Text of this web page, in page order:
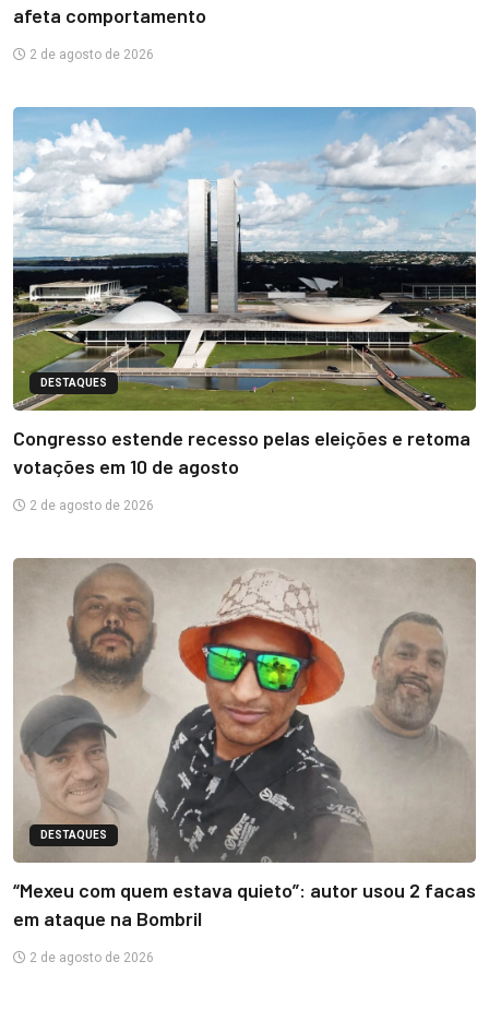
afeta comportamento
2 de agosto de 2026
DESTAQUES
Congresso estende recesso pelas eleições e retoma
votações em 10 de agosto
2 de agosto de 2026
DESTAQUES
“Mexeu com quem estava quieto”: autor usou 2 facas
em ataque na Bombril
2 de agosto de 2026